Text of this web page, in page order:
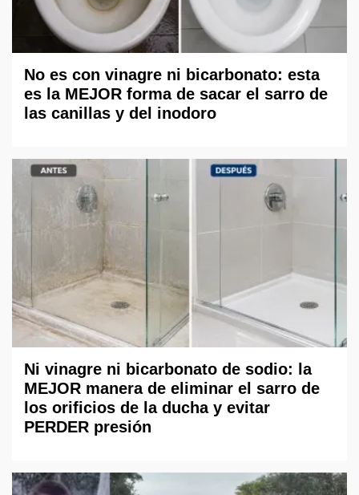
No es con vinagre ni bicarbonato: esta
es la MEJOR forma de sacar el sarro de
las canillas y del inodoro
Ni vinagre ni bicarbonato de sodio: la
MEJOR manera de eliminar el sarro de
los orificios de la ducha y evitar
PERDER presión